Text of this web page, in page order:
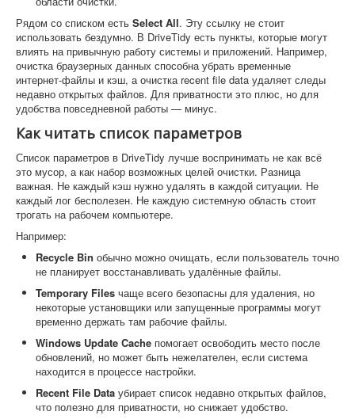
Рядом со списком есть Select All. Эту ссылку не стоит
использовать бездумно. В DriveTidy есть пункты, которые могут
влиять на привычную работу системы и приложений. Например,
очистка браузерных данных способна убрать временные
интернет-файлы и кэш, а очистка recent file data удаляет следы
недавно открытых файлов. Для приватности это плюс, но для
удобства повседневной работы — минус.
Как читать список параметров
Список параметров в DriveTidy лучше воспринимать не как всё
это мусор, а как набор возможных целей очистки. Разница
важная. Не каждый кэш нужно удалять в каждой ситуации. Не
каждый лог бесполезен. Не каждую системную область стоит
трогать на рабочем компьютере.
Например:
Recycle Bin обычно можно очищать, если пользователь точно
не планирует восстанавливать удалённые файлы.
Temporary Files чаще всего безопасны для удаления, но
некоторые установщики или запущенные программы могут
временно держать там рабочие файлы.
Windows Update Cache помогает освободить место после
обновлений, но может быть нежелателен, если система
находится в процессе настройки.
Recent File Data убирает список недавно открытых файлов,
что полезно для приватности, но снижает удобство.